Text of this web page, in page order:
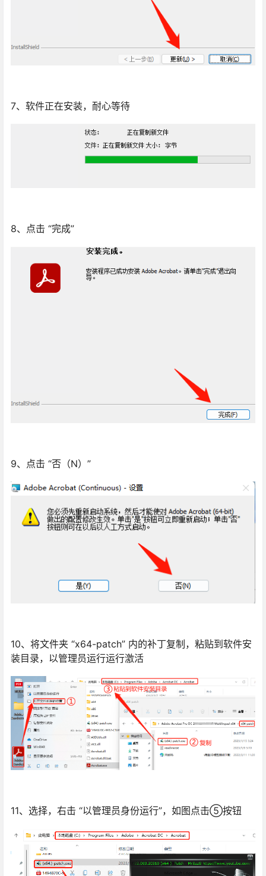
7、软件正在安装，耐心等待
8、点击 “完成”
9、点击 “否（N）”
10、将文件夹 “x64-patch” 内的补丁复制，粘贴到软件安
装目录，以管理员运行运行激活
11、选择，右击 “以管理员身份运行”，如图点击⑤按钮